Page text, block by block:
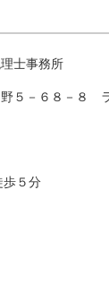
士事務所
野５－６８－８
歩５分